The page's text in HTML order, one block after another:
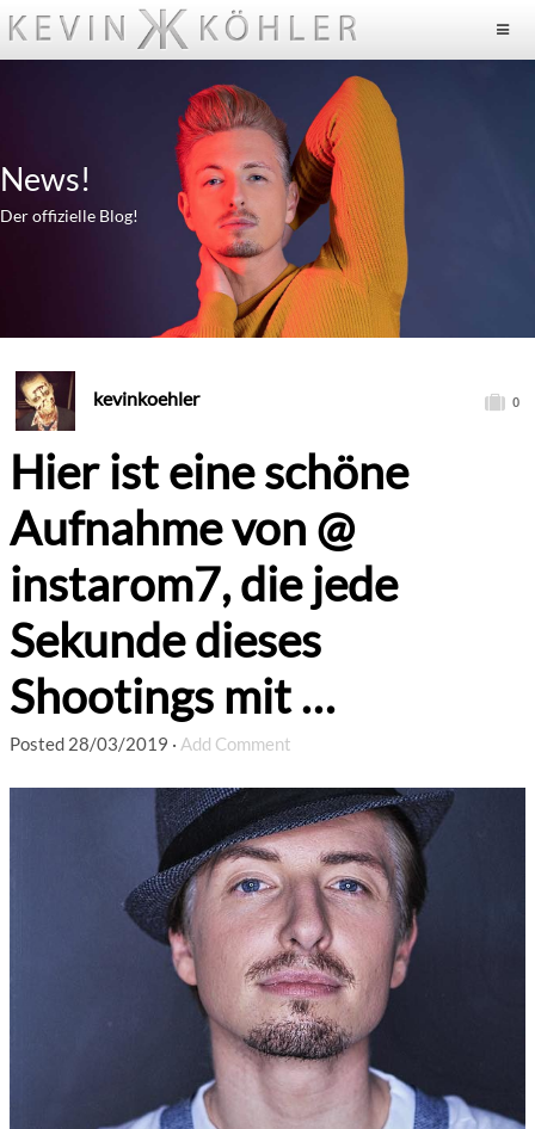
News!
Der offizielle Blog!
kevinkoehler 0
Hier ist eine schöne
Aufnahme von @
instarom7, die jede
Sekunde dieses
Shootings mit …
Posted 28/03/2019 · Add Comment